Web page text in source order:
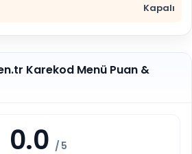
Kapalı
Karekod Menü Puan &
0.0 / 5